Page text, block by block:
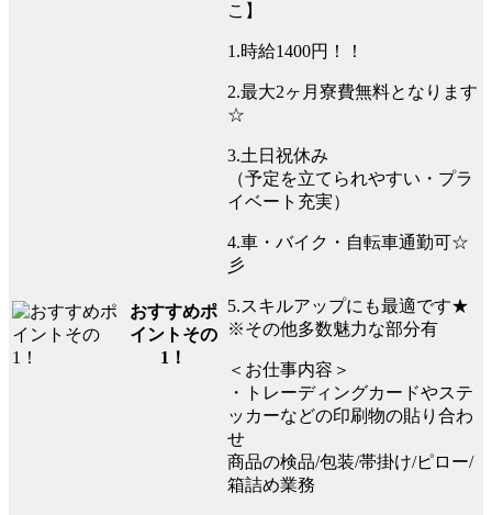
おすすめポ
イントその
1！
こ】
1.時給1400円！！
2.最大2ヶ月寮費無料となります
☆
3.土日祝休み
（予定を立てられやすい・プラ
イベート充実）
4.車・バイク・自転車通勤可☆
彡
5.スキルアップにも最適です★
※その他多数魅力な部分有
＜お仕事内容＞
・トレーディングカードやステ
ッカーなどの印刷物の貼り合わ
せ
商品の検品/包装/帯掛け/ピロー/
箱詰め業務